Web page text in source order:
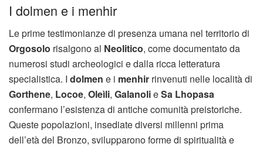
I dolmen e i menhir
Le prime testimonianze di presenza umana nel territorio di
Orgosolo risalgono al Neolitico, come documentato da
numerosi studi archeologici e dalla ricca letteratura
specialistica. I dolmen e i menhir rinvenuti nelle località di
Gorthene, Locoe, Oleìli, GalanolieSa Lhopasa
confermano l’esistenza di antiche comunità preistoriche.
Queste popolazioni, insediate diversi millenni prima
dell’età del Bronzo, svilupparono forme di spiritualità e